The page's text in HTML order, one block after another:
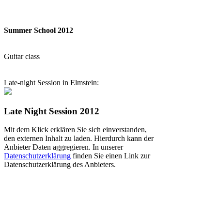
Summer School 2012
Guitar class
Late-night Session in Elmstein:
Late Night Session 2012
Mit dem Klick erklären Sie sich einverstanden,
den externen Inhalt zu laden. Hierdurch kann der
Anbieter Daten aggregieren. In unserer
Datenschutzerklärung finden Sie einen Link zur
Datenschutzerklärung des Anbieters.